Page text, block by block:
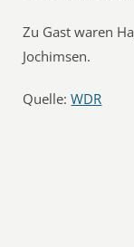
Zu Gast waren
Jochimsen.
Quelle:WDR